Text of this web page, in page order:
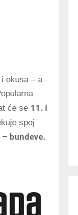
okusa – a
će se 11. i
spoj
bundeve.